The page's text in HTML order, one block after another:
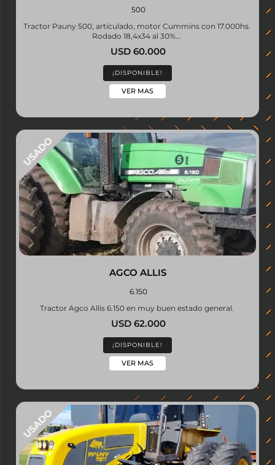
500
Tractor Pauny 500, articulado, motor Cummins con 17.000hs.
Rodado 18,4x34 al 30%...
USD 60.000
¡DISPONIBLE!
VER MAS
AGCO ALLIS
6.150
Tractor Agco Allis 6.150 en muy buen estado general.
USD 62.000
¡DISPONIBLE!
VER MAS